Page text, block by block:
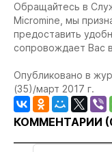
Обращайтесь в
Micromine, мы
предоставить
сопровождает Вас
Опубликовано в
(35)/март 2017 г.
КОММЕНТАРИИ (